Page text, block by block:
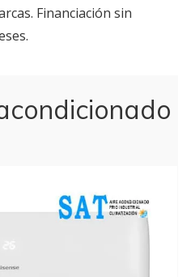
Financiación sin